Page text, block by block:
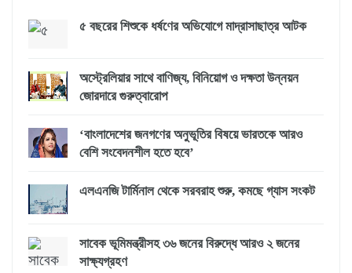
৫ বছরের শিশুকে ধর্ষণের অভিযোগে মাদ্রাসাছাত্র আটক
অস্ট্রেলিয়ার সাথে বাণিজ্য, বিনিয়োগ ও দক্ষতা উন্নয়ন
জোরদারে গুরুত্বারোপ
‘বাংলাদেশের জনগণের অনুভূতির বিষয়ে ভারতকে আরও
বেশি সংবেদনশীল হতে হবে’
এলএনজি টার্মিনাল থেকে সরবরাহ শুরু, কমছে গ্যাস সংকট
সাবেক ভূমিমন্ত্রীসহ ৩৬ জনের বিরুদ্ধে আরও ২ জনের
সাক্ষ্যগ্রহণ